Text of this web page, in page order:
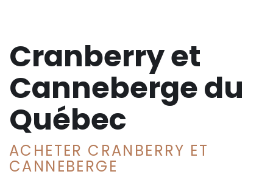
Cranberry et
Canneberge du
Québec
ACHETER CRANBERRY ET
CANNEBERGE